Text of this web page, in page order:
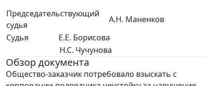
Председательствующий
судья
А.Н. Маненков
Судья
Е.Е. Борисова
Н.С. Чучунова
Обзор документа
Общество-заказчик потребовало взыскать с